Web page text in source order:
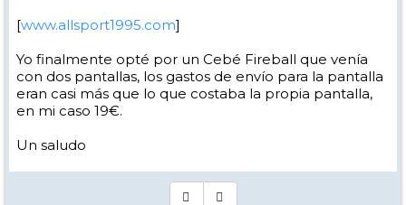
[www.allsport1995.com]
Yo finalmente opté por un Cebé Fireball que venía
con dos pantallas, los gastos de envío para la pantalla
eran casi más que lo que costaba la propia pantalla,
en mi caso 19€.
Un saludo